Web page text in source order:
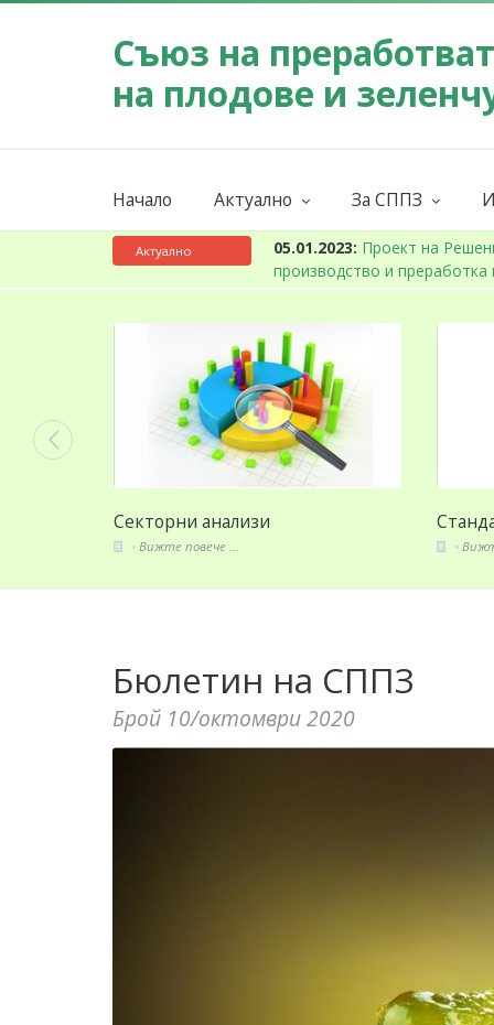
Съюз на
на плодове и
Начало Актуално За СППЗ
Актуално
на суровина за сектора 05.01.2023: Проект на
производство и преработка
Секторни анализи
Вижте повече ...
Бюлетин на СППЗ
Брой 10/октомври 2020